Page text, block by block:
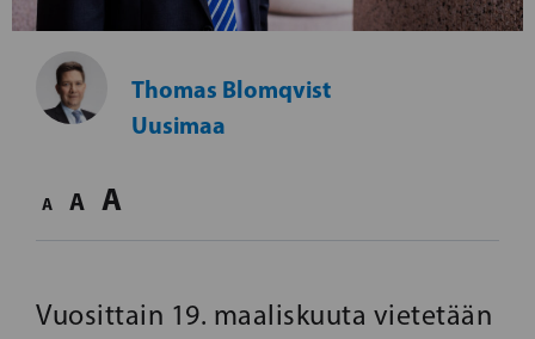
Thomas Blomqvist
Uusimaa
A A A
Vuosittain 19. maaliskuuta vietetään